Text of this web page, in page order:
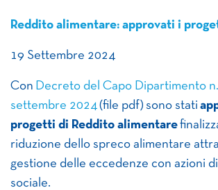
Reddito alimentare: approvati i
19 Settembre 2024
Con Decreto del Capo Dipartimento
settembre 2024(file pdf) sono stati
progetti di Reddito alimentare
riduzione dello spreco alimentare
gestione delle eccedenze con azioni
sociale.